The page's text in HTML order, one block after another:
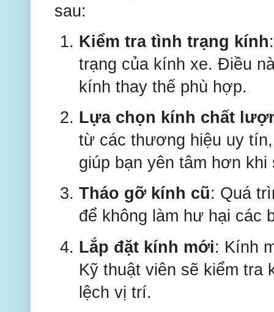
sau:
Kiểm tra tình trạng kính
trạng của kính xe. Điều
kính thay thế phù hợp.
Lựa chọn kính chất
từ các thương hiệu uy
giúp bạn yên tâm hơn khi
Tháo gỡ kính cũ: Quá
để không làm hư hại các
Lắp đặt kính mới: Kính
Kỹ thuật viên sẽ kiểm tra
lệch vị trí.